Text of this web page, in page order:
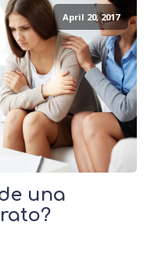
April 20, 2017
una